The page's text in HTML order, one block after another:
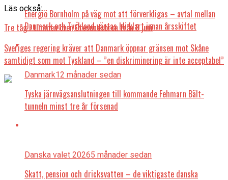
Läs också:
Tre tåg i timmen över Öresundsbron från 8 juni
Sveriges regering kräver att Danmark öppnar gränsen mot Skåne
samtidigt som mot Tyskland – ”en diskriminering är inte acceptabel”
Energiö Bornholm på väg mot att förverkligas – avtal mellan
Danmark och Tyskland väntas bli klart innan årsskiftet
Danmark12 månader sedan
Tyska järnvägsanslutningen till kommande Fehmarn Bält-
tunneln minst tre år försenad
Danska valet 20265 månader sedan
Skatt, pension och dricksvatten – de viktigaste danska